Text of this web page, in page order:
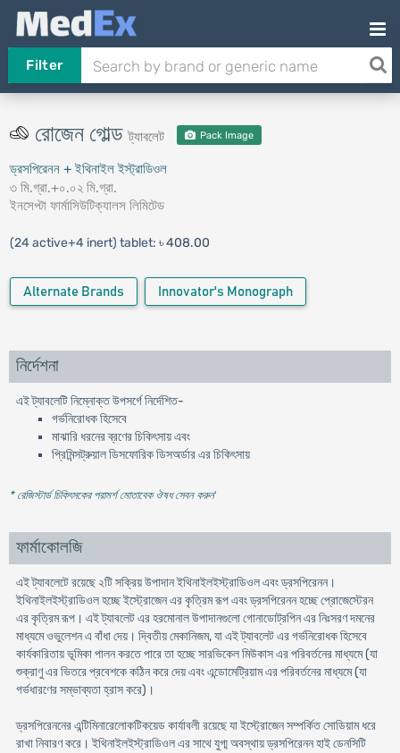
Filter
রোজেন গোল্ডট্যাবলেট Pack Image
ড্রসপিরেনন + ইথিনাইল ইস্ট্রাডিওল
৩ মি.গ্রা.+০.০২ মি.গ্রা.
ইনসেপ্টা ফার্মাসিউটিক্যালস লিমিটেড
(24 active+4 inert) tablet: ৳ 408.00
Alternate Brands Innovator's Monograph
নির্দেশনা
এই ট্যাবলেটি নিম্নোক্ত উপসর্গে নির্দেশিত-
গর্ভনিরোধক হিসেবে
মাঝারি ধরনের ব্রণের চিকিৎসায় এবং
প্রিমিন্সট্রুয়াল ডিসফোরিক ডিসঅর্ডার এর চিকিৎসায়
* রেজিস্টার্ড চিকিৎসকের পরামর্শ মোতাবেক ঔষধ সেবন করুন'
ফার্মাকোলজি
এই ট্যাবলেটে রয়েছে ২টি সক্রিয় উপাদান ইথিনাইলইস্ট্রাডিওল এবং ড্রসপিরেনন।
ইথিনাইলইস্ট্রাডিওল হচ্ছে ইস্ট্রোজেন এর কৃত্রিম রূপ এবং ড্রসপিরেনন হচ্ছে প্রোজেস্টেরন
এর কৃত্রিম রূপ। এই ট্যাবলেট এর হরমোনাল উপাদানগুলো গোনাডোট্রপিন এর নিঃসরণ দমনের
মাধ্যমে ওভুলেশন এ বাঁধা দেয়। দ্বিতীয় মেকানিজম, যা এই ট্যাবলেট এর গর্ভনিরোধক হিসেবে
কার্যকারিতায় ভূমিকা পালন করতে পারে তা হচ্ছে সারভিকেল মিউকাস এর পরিবর্তনের মাধ্যমে (যা
শুক্রাণু এর ভিতরে প্রবেশকে কঠিন করে দেয় এবং এন্ডোমেট্রিয়াম এর পরিবর্তনের মাধ্যমে (যা
গর্ভধারণের সম্ভাব্যতা হ্রাস করে)।
ড্রসপিরেননের এন্টিমিনারেলোকটিকয়েড কার্যাবলী রয়েছে যা ইস্ট্রোজেন সম্পর্কিত সোডিয়াম ধরে
রাখা নিবারণ করে। ইথিনাইলইস্ট্রাডিওল এর সাথে যুগ্ম অবস্থায় ড্রসপিরেনন হাই ডেনসিটি